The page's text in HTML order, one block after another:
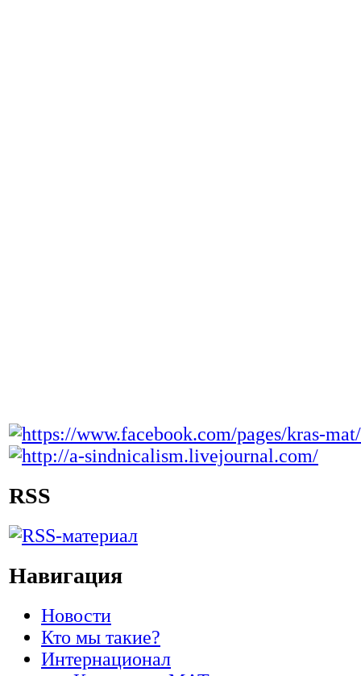
RSS
Навигация
Новости
Кто мы такие?
Интернационал